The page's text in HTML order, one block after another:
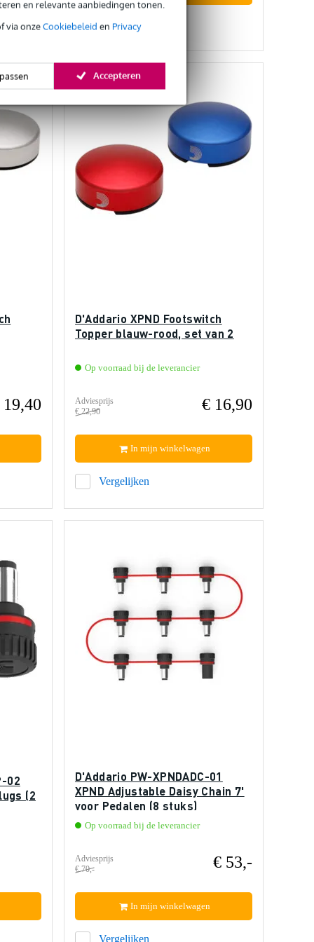
en relevante aanbiedingen tonen.
via onzeCookiebeleid en Privacy
Accepteren
Vergelijken
19,40
D'Addario XPND Footswitch
Topper blauw-rood, set van 2
Op voorraad bij de leverancier
Adviesprijs
€ 22,90
€ 16,90
Vergelijken
In mijn winkelwagen
02
(2
D'Addario PW-XPNDADC-01
XPND Adjustable Daisy Chain 7'
voor Pedalen (8 stuks)
Op voorraad bij de leverancier
Adviesprijs
€ 70,-
€ 53,-
Vergelijken
In mijn winkelwagen